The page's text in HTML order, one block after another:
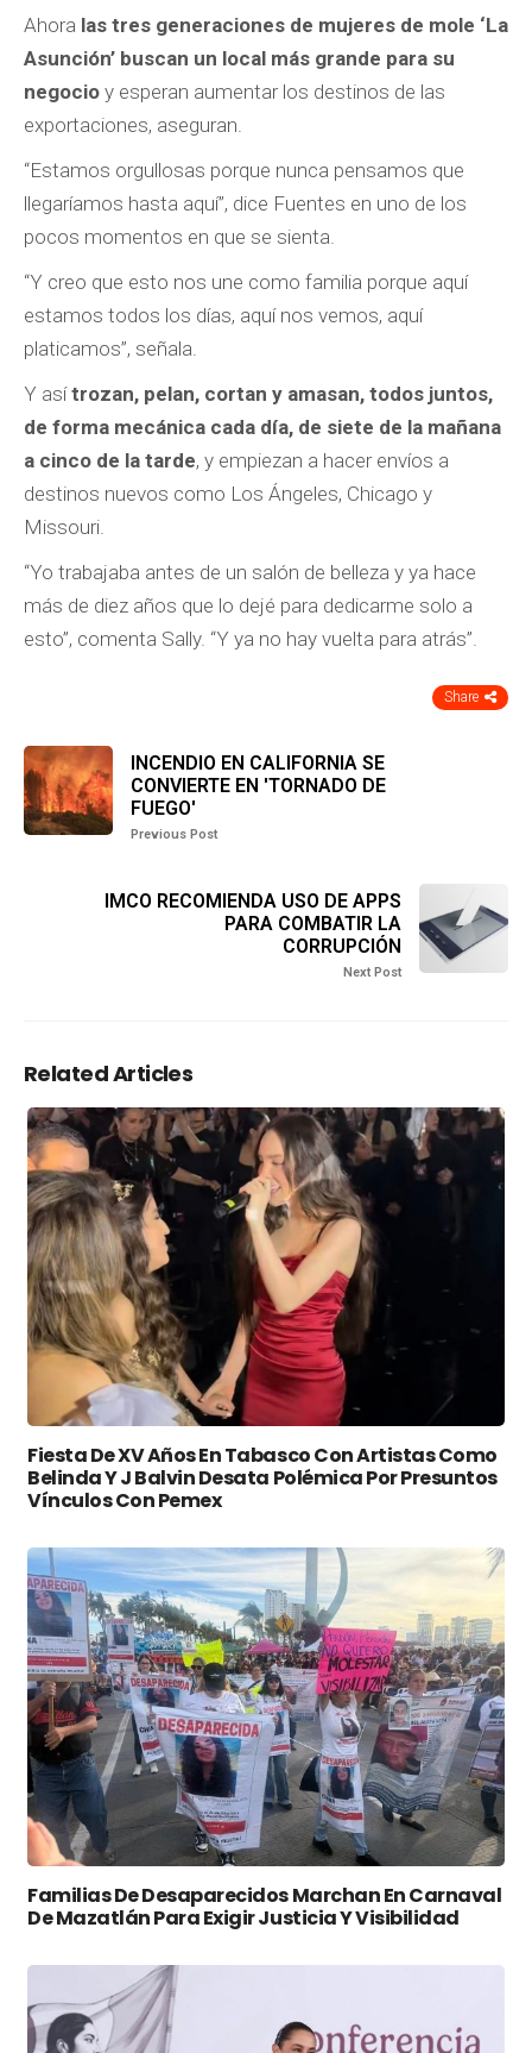
Ahora las tres generaciones de mujeres de mole ‘La
Asunción’ buscan un local más grande para su
negocio y esperan aumentar los destinos de las
exportaciones, aseguran.
“Estamos orgullosas porque nunca pensamos que
llegaríamos hasta aquí”, dice Fuentes en uno de los
pocos momentos en que se sienta.
“Y creo que esto nos une como familia porque aquí
estamos todos los días, aquí nos vemos, aquí
platicamos”, señala.
Y asítrozan, pelan, cortan y amasan, todos juntos,
de forma mecánica cada día, de siete de la mañana
a cinco de la tarde, y empiezan a hacer envíos a
destinos nuevos como Los Ángeles, Chicago y
Missouri.
“Yo trabajaba antes de un salón de belleza y ya hace
más de diez años que lo dejé para dedicarme solo a
esto”, comenta Sally. “Y ya no hay vuelta para atrás”.
Share
INCENDIO EN CALIFORNIA SE
CONVIERTE EN 'TORNADO DE
FUEGO'
Previous Post
IMCO RECOMIENDA USO DE APPS
PARA COMBATIR LA
CORRUPCIÓN
Next Post
Related Articles
Fiesta De XV Años En Tabasco Con Artistas Como
Belinda Y J Balvin Desata Polémica Por Presuntos
Vínculos Con Pemex
Familias De Desaparecidos Marchan En Carnaval
De Mazatlán Para Exigir Justicia Y Visibilidad